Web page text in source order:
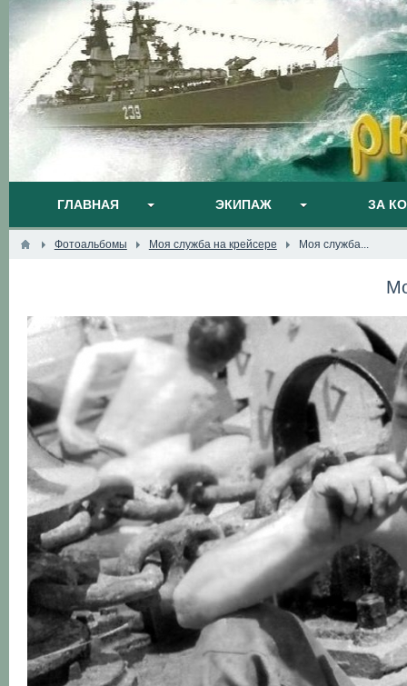
ГЛАВНАЯ ЭКИПАЖ ЗА
Фотоальбомы Моя служба на крейсере Моя служба...